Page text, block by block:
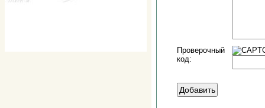
Проверочный
код: